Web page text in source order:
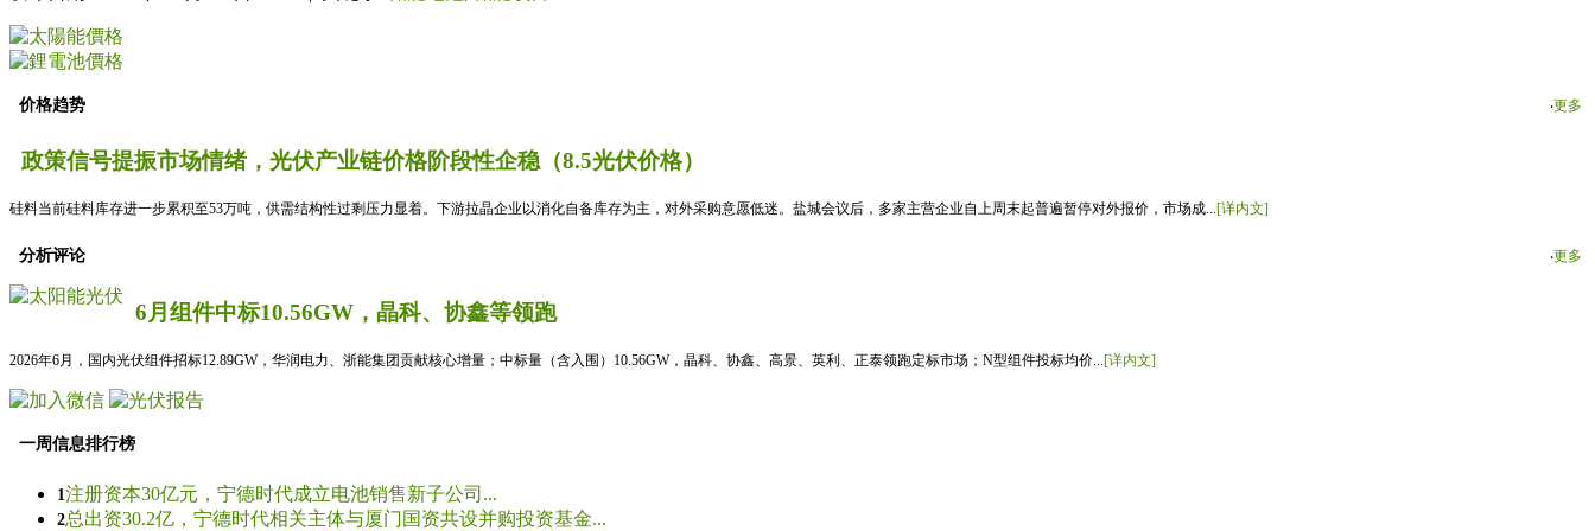
价格趋势 ‧更多
政策信号提振市场情绪，光伏产业链价格阶段性企稳（8.5光伏价格）
硅料当前硅料库存进一步累积至53万吨，供需结构性过剩压力显着。下游拉晶企业以消化自备库存为主，对外采购意愿低迷。盐城会议后，多家主营企业自上周末起普遍暂停对外报价，市场成...[详内文]
分析评论 ‧更多
6月组件中标10.56GW，晶科、协鑫等领跑
2026年6月，国内光伏组件招标12.89GW，华润电力、浙能集团贡献核心增量；中标量（含入围）10.56GW，晶科、协鑫、高景、英利、正泰领跑定标市场；N型组件投标均价... [详内文]
一周信息排行榜
1注册资本30亿元，宁德时代成立电池销售新子公司...
2总出资30.2亿，宁德时代相关主体与厦门国资共设并购投资基金...